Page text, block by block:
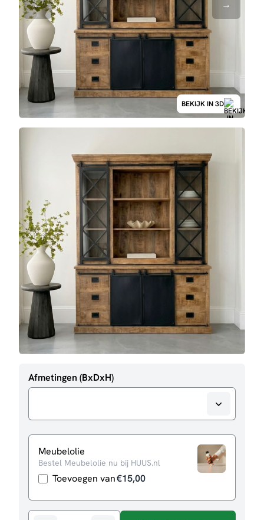
BEKIJK IN 3D
Afmetingen (BxDxH)
Meubelolie
Bestel Meubelolie nu bij HUUS.nl
Toevoegen van€15,00